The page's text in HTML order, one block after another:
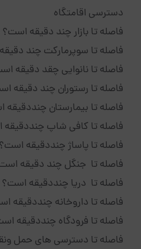
دسترسی اقامتگاه
فاصله تا بازار چند دقیقه است؟ 5 دقیقه
فاصله تا سوپرمارکت چند دقیقه
فاصله تا نانوایی چقد دقیقه است؟5
فاصله تا رستوران چند دقیقه است؟5
فاصله تا بیمارستان چنددقیقه
فاصله تا کافی شاپ چنددقیقه
فاصله تا پاساژ چنددقیقه است؟5 دقیقه
فاصله تا جنگل چند دقیقه است ؟ 1 د
فاصله تا دریا چنددقیقه است؟ 1:30 دقیقه
فاصله تا داروخانه چنددقیقه است؟5
فاصله تا فرودگاه چنددقیقه است؟ 1:30